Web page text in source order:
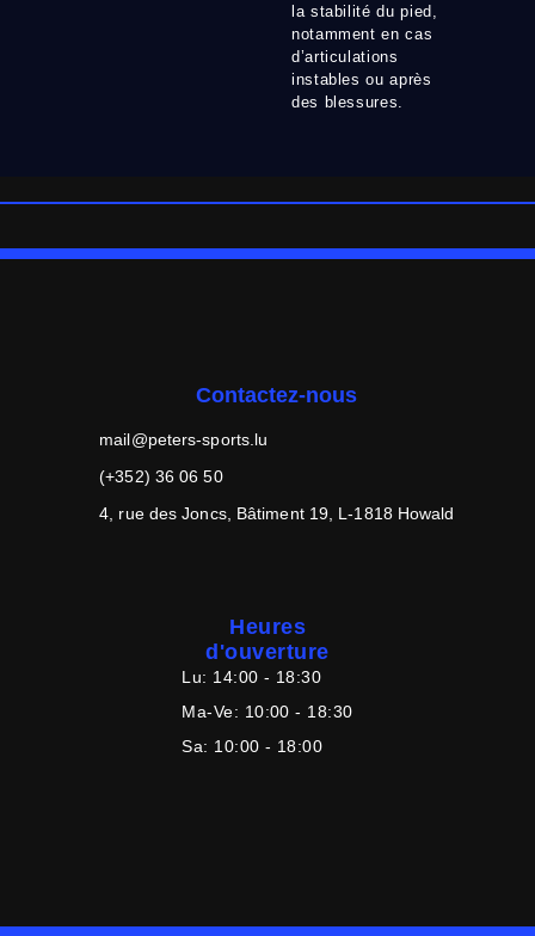
la stabilité du pied,
notamment en cas
d’articulations
instables ou après
des blessures.
Contactez-nous
mail@peters-sports.lu
(+352) 36 06 50
4, rue des Joncs, Bâtiment 19, L-1818 Howald
Heures
d'ouverture
Lu: 14:00 - 18:30
Ma-Ve: 10:00 - 18:30
Sa: 10:00 - 18:00